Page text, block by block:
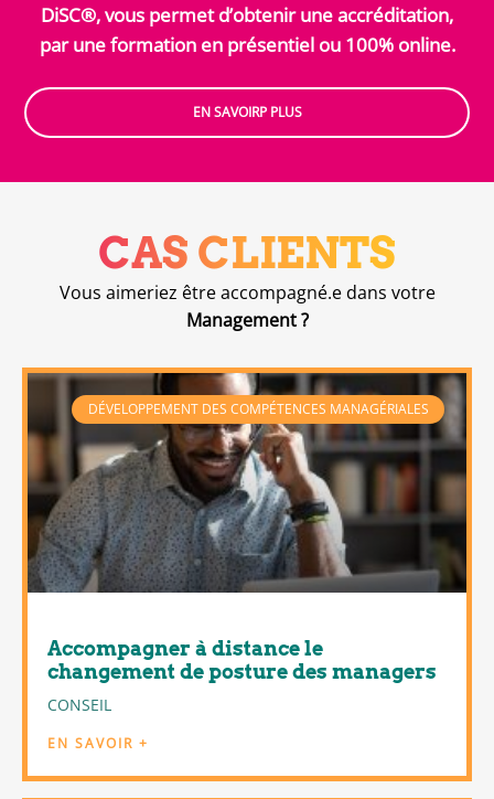
DiSC®, vous permet d’obtenir une accréditation,
par une formation en présentiel ou 100% online.
EN SAVOIRP PLUS
CAS CLIENTS
Vous aimeriez être accompagné.e dans votre
Management ?
DÉVELOPPEMENT DES COMPÉTENCES MANAGÉRIALES
Accompagner à distance le
changement de posture des managers
CONSEIL
EN SAVOIR +